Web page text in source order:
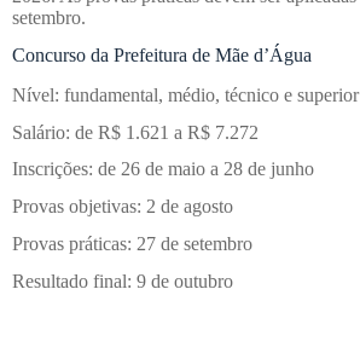
setembro.
Concurso da Prefeitura de Mãe d’Água
Nível: fundamental, médio, técnico e superior
Salário: de R$ 1.621 a R$ 7.272
Inscrições: de 26 de maio a 28 de junho
Provas objetivas: 2 de agosto
Provas práticas: 27 de setembro
Resultado final: 9 de outubro